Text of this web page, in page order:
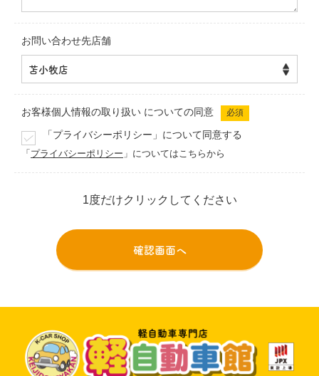
お問い合わせ先店舗
お客様個人情報の取り扱い についての同意 必須
「プライバシーポリシー」について同意する
「 プライバシーポリシー 」についてはこちらから
1度だけクリックしてください